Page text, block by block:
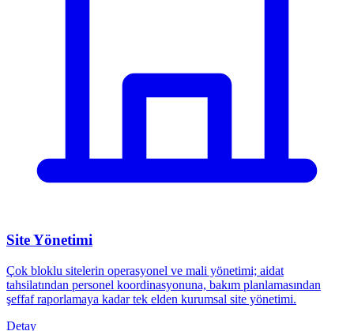
Site Yönetimi
Çok bloklu sitelerin operasyonel ve mali yönetimi; aidat
tahsilatından personel koordinasyonuna, bakım planlamasından
şeffaf raporlamaya kadar tek elden kurumsal site yönetimi.
Detay